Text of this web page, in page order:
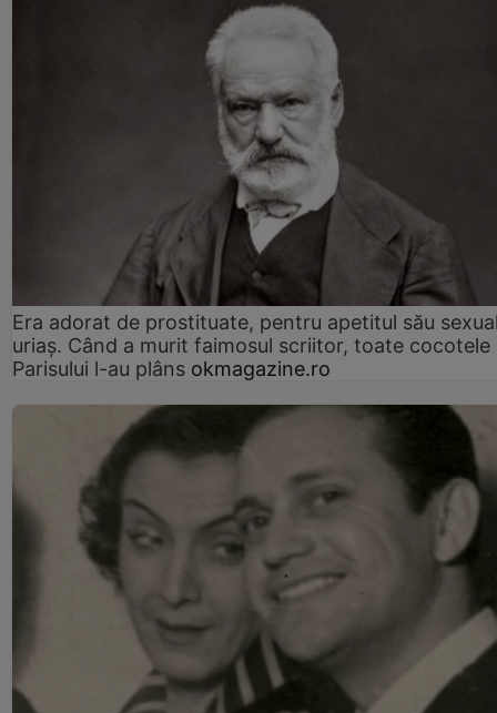
Era adorat de prostituate, pentru apetitul său
uriaș. Când a murit faimosul scriitor, toate cocotele
Parisului l-au plâns okmagazine.ro